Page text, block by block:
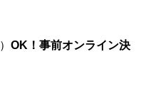
） OK！事前オンライン決